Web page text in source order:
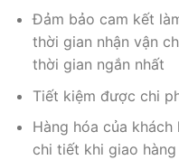
Đảm bảo cam kết
thời gian nhận vận
thời gian ngắn nhất
Tiết kiệm được chi
Hàng hóa của
chi tiết khi giao hàng